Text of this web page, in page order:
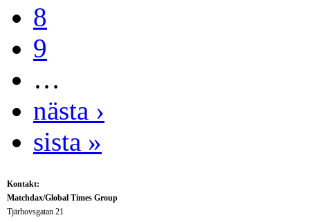
8
9
…
nästa ›
sista »
Kontakt:
Matchdax/Global Times Group
Tjärhovsgatan 21